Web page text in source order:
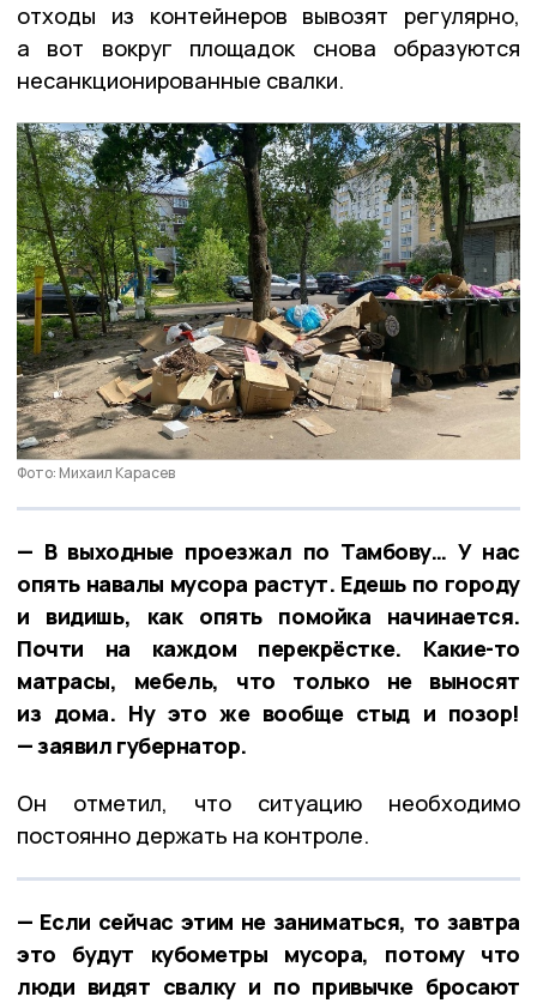
отходы из контейнеров вывозят регулярно,
а вот вокруг площадок снова образуются
несанкционированные свалки.
Фото: Михаил Карасев
— В выходные проезжал по Тамбову… У нас
опять навалы мусора растут. Едешь по городу
и видишь, как опять помойка начинается.
Почти на каждом перекрёстке. Какие-то
матрасы, мебель, что только не выносят
из дома. Ну это же вообще стыд и позор!
— заявил губернатор.
Он отметил, что ситуацию необходимо
постоянно держать на контроле.
— Если сейчас этим не заниматься, то завтра
это будут кубометры мусора, потому что
люди видят свалку и по привычке бросают